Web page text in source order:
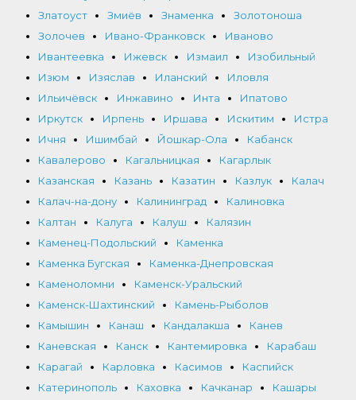
Златоуст
Змиёв Знаменка
Золотоноша
Золочев
Ивано-Франковск
Иваново
Ивантеевка
Ижевск Измаил
Изобильный
Изюм
Изяслав Иланский
Иловля
Ильичёвск
Инжавино Инта
Ипатово
Иркутск
Ирпень Иршава Искитим
Истра
Ичня
Ишимбай Йошкар-Ола
Кабанск
Кавалерово
Кагальницкая
Кагарлык
Казанская
Казань Казатин Казлук
Калач
Калач-на-дону
Калининград
Калиновка
Калтан
Калуга Калуш
Калязин
Каменец-Подольский
Каменка
Каменка Бугская
Каменка-Днепровская
Каменоломни
Каменск-Уральский
Каменск-Шахтинский
Камень-Рыболов
Камышин
Канаш Кандалакша
Канев
Каневская
Канск Кантемировка
Карабаш
Карагай
Карловка Касимов
Каспийск
Катеринополь
Каховка Качканар
Кашары